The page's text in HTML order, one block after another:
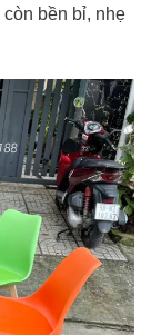
bền bỉ, nhẹ